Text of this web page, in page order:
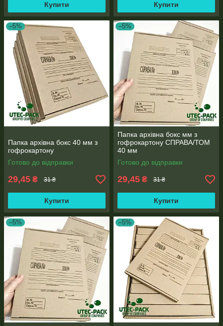
Купити Купити
–5%
Папка архівна бокс 40 мм з
гофрокартону
Готово до відправки
29,45 ₴ 31 ₴
Купити
–5%
Папка архівна бокс мм з
гофрокартону СПРАВА/ТОМ
40 мм
Готово до відправки
29,45 ₴ 31 ₴
Купити
–5% –5%